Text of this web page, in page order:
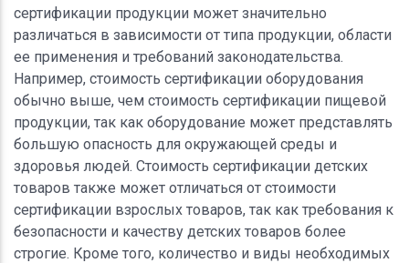
сертификации продукции может значительно
различаться в зависимости от типа продукции, области
ее применения и требований законодательства.
Например, стоимость сертификации оборудования
обычно выше, чем стоимость сертификации пищевой
продукции, так как оборудование может представлять
большую опасность для окружающей среды и
здоровья людей. Стоимость сертификации детских
товаров также может отличаться от стоимости
сертификации взрослых товаров, так как требования к
безопасности и качеству детских товаров более
строгие. Кроме того, количество и виды необходимых